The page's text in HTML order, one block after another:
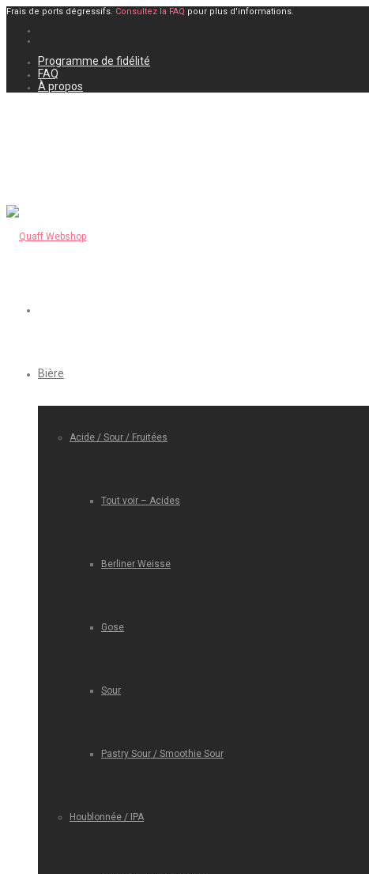
Frais de ports dégressifs. Consultez la FAQ pour plus d'informations.
Programme de fidélité
FAQ
À propos
Bière
Acide / Sour / Fruitées
Tout voir – Acides
Berliner Weisse
Gose
Sour
Pastry Sour / Smoothie Sour
Houblonnée / IPA